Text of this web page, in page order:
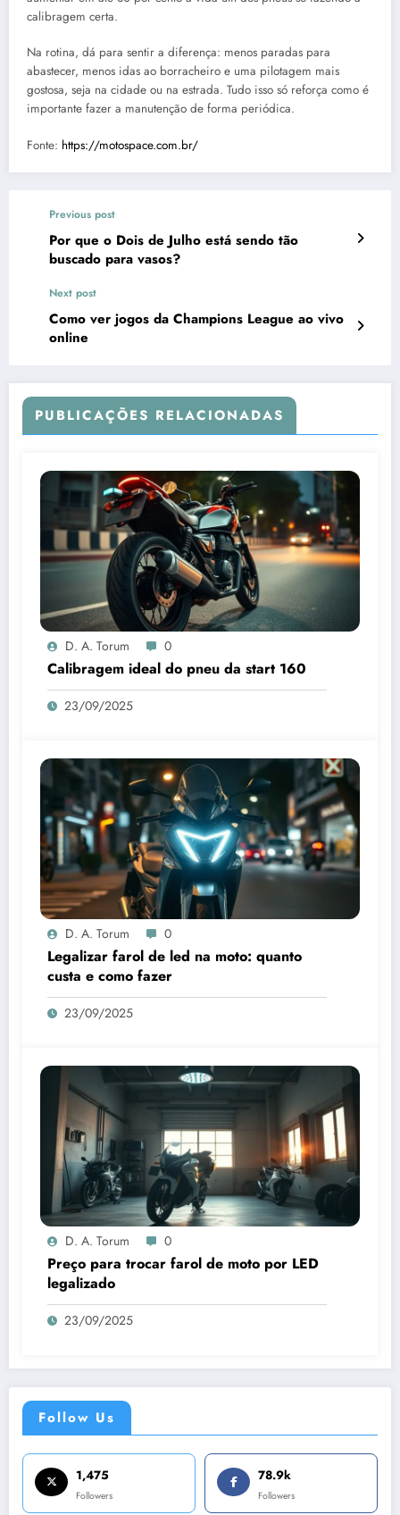
calibragem certa.
Na rotina, dá para sentir a diferença: menos paradas para
abastecer, menos idas ao borracheiro e uma pilotagem mais
gostosa, seja na cidade ou na estrada. Tudo isso só reforça como é
importante fazer a manutenção de forma periódica.
Fonte: https://motospace.com.br/
Previous post
Por que o Dois de Julho está sendo tão
buscado para vasos?
Next post
Como ver jogos da Champions League ao vivo
online
PUBLICAÇÕES RELACIONADAS
D. A. Torum 0
Calibragem ideal do pneu da start 160
23/09/2025
D. A. Torum 0
Legalizar farol de led na moto: quanto
custa e como fazer
23/09/2025
D. A. Torum 0
Preço para trocar farol de moto por LED
legalizado
23/09/2025
Follow Us
1,475
Followers
78.9k
Followers